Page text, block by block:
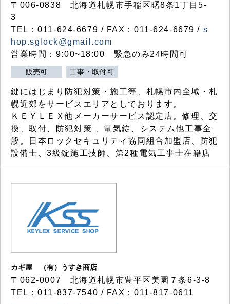
〒006-0838 北海道札幌市手稲区曙8条1丁目5-
3
TEL：011-624-6679 / FAX：011-624-6679 / s
hop.sglock@gmail.com
営業時間：9:00~18:00 緊急のみ24時間可
販売可 工事・取付可
鍵にはじまり防犯対策・施工等、札幌市内全域・札
幌近郊をサービスエリアとしております。
ＫＥＹＬＥＸ他メーカーサービス認定店。修理、交
換、取付、防犯対策 、電気錠、システム他工事全
般。日本ロックセキュリティ協同組合加盟店、防犯
設備士、3級錠施工技師、第2種電気工事士在籍店
カギ屋 （有）うすき商店
〒062-0007 北海道札幌市豊平区美園７条6-3-8
TEL：011-837-7540 / FAX：011-817-0611